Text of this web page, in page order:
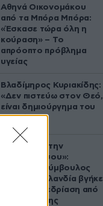
Αθηνά Οικονομάκου
από τα Μπόρα Μπόρα:
«Έσκασε τώρα όλη η
κούραση» – Το
απρόοπτο πρόβλημα
υγείας
Βλαδίμηρος Κυριακίδης:
«Δεν πιστεύω στον Θεό,
είναι δημιούργημα του
ανθρώπου»
«Βλέπουμε την
μπουγάδα σου»:
Δημοτική σύμβουλος
στη Νέα Ζηλανδία βγήκε
live σε συνεδρίαση από
το μπάνιο της